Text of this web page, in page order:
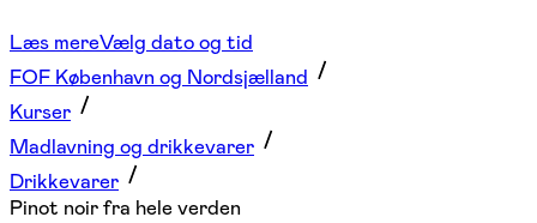
Læs mereVælg dato og tid
FOF København og Nordsjælland
Kurser
Madlavning og drikkevarer
Drikkevarer
Pinot noir fra hele verden